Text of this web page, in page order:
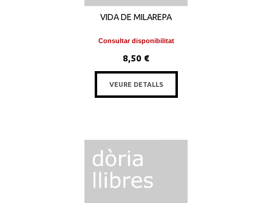
VIDA DE MILAREPA
Consultar disponibilitat
8,50 €
VEURE DETALLS